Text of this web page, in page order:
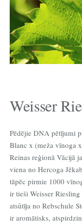
Weisser
Pēdējie DNA pētījumi
Blanc x (meža vīnoga
Reinas reģionā Vācijā
viena no Hercoga
tāpēc pirmie 1000
ir tieši Weisser
atsūtīja no Rebschule
ir aromātisks,